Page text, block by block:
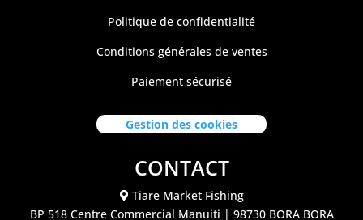
Politique de confidentialité
Conditions générales de ventes
Paiement sécurisé
Gestion des cookies
CONTACT
Tiare Market Fishing
BP 518 Centre Commercial Manuiti | 98730 BORA BORA